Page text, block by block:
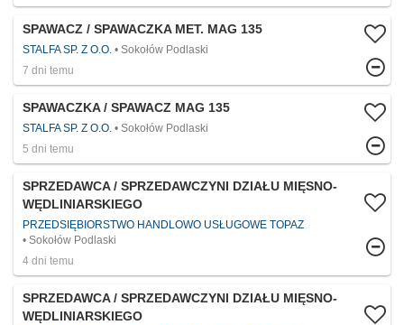
SPAWACZ / SPAWACZKA MET. MAG 135
STALFA SP. Z O.O.
Sokołów Podlaski
7 dni temu
SPAWACZKA / SPAWACZ MAG 135
STALFA SP. Z O.O.
Sokołów Podlaski
5 dni temu
SPRZEDAWCA / SPRZEDAWCZYNI DZIAŁU MIĘSNO-
WĘDLINIARSKIEGO
PRZEDSIĘBIORSTWO HANDLOWO USŁUGOWE TOPAZ
Sokołów Podlaski
4 dni temu
SPRZEDAWCA / SPRZEDAWCZYNI DZIAŁU MIĘSNO-
WĘDLINIARSKIEGO